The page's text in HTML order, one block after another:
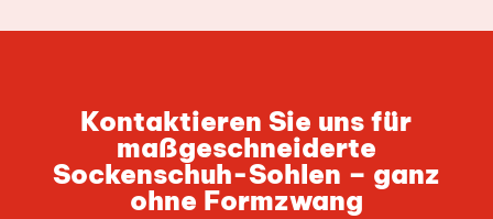
Kontaktieren Sie uns für
maßgeschneiderte
Sockenschuh-Sohlen – ganz
ohne Formzwang